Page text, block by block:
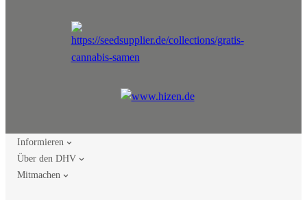
Informieren
Über den DHV
Mitmachen